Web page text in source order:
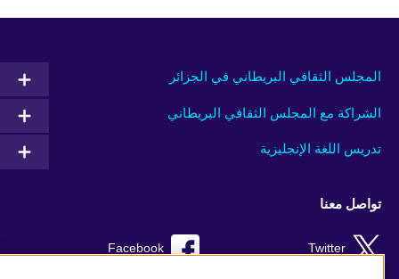
المجلس الثقافي البريطاني في الجزائر
الشراكة مع المجلس الثقافي البريطاني
تدريس اللغة الإنجليزية
تواصل معنا
Facebook Twitter